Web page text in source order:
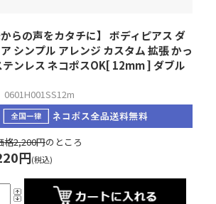
らの声をカタチに】 ボディピアス ダ
シンプル アレンジ カスタム 拡張 かっ
ンレス ネコポスOK[ 12mm ] ダブル
格2,200円のところ
円(税込)